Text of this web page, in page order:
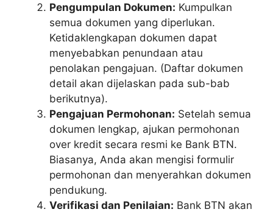
Pengumpulan Dokumen: Kumpulkan
semua dokumen yang diperlukan.
Ketidaklengkapan dokumen dapat
menyebabkan penundaan atau
penolakan pengajuan. (Daftar dokumen
detail akan dijelaskan pada sub-bab
berikutnya).
Pengajuan Permohonan: Setelah semua
dokumen lengkap, ajukan permohonan
over kredit secara resmi ke Bank BTN.
Biasanya, Anda akan mengisi formulir
permohonan dan menyerahkan dokumen
pendukung.
Verifikasi dan Penilaian: Bank BTN akan